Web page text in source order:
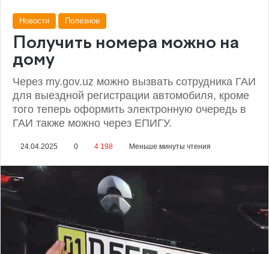
Новости Полезное
Получить номера можно на
дому
Через my.gov.uz можно вызвать сотрудника ГАИ
для выездной регистрации автомобиля, кроме
того теперь оформить электронную очередь в
ГАИ также можно через ЕПИГУ.
24.04.2025 0 4 198 Меньше минуты чтения